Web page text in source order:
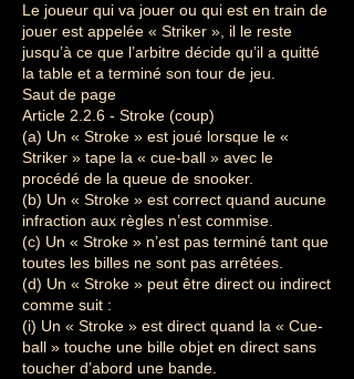
Le joueur qui va jouer ou qui est en train de
jouer est appelée « Striker », il le reste
jusqu’à ce que l’arbitre décide qu’il a quitté
la table et a terminé son tour de jeu.
Saut de page
Article 2.2.6 - Stroke (coup)
(a) Un « Stroke » est joué lorsque le «
Striker » tape la « cue-ball » avec le
procédé de la queue de snooker.
(b) Un « Stroke » est correct quand aucune
infraction aux règles n’est commise.
(c) Un « Stroke » n’est pas terminé tant que
toutes les billes ne sont pas arrêtées.
(d) Un « Stroke » peut être direct ou indirect
comme suit :
(i) Un « Stroke » est direct quand la « Cue-
ball » touche une bille objet en direct sans
toucher d’abord une bande.